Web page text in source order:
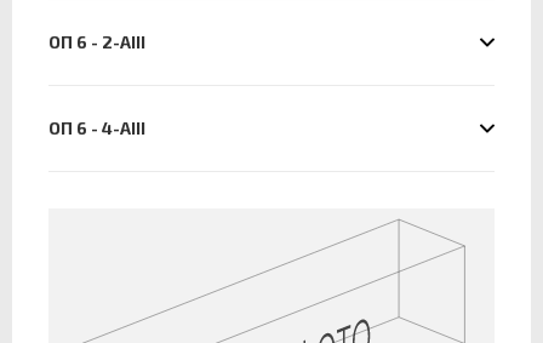
ОП 6 - 2-АIII
ОП 6 - 4-АIII